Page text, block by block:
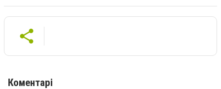
Коментарі